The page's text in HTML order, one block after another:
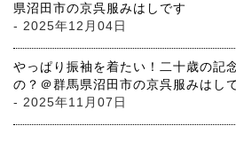
県沼田市の京呉服みはしです
- 2025年12月04日
やっぱり振袖を着たい！二十歳の記
の？＠群馬県沼田市の京呉服みはし
- 2025年11月07日